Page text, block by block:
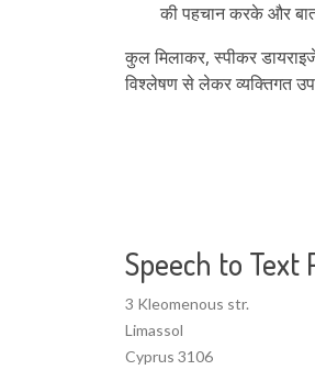
की पहचान करके और
कुल मिलाकर, स्पीकर
विश्लेषण से लेकर व्यक्तिगत
Speech to Text
3 Kleomenous str.
Limassol
Cyprus 3106